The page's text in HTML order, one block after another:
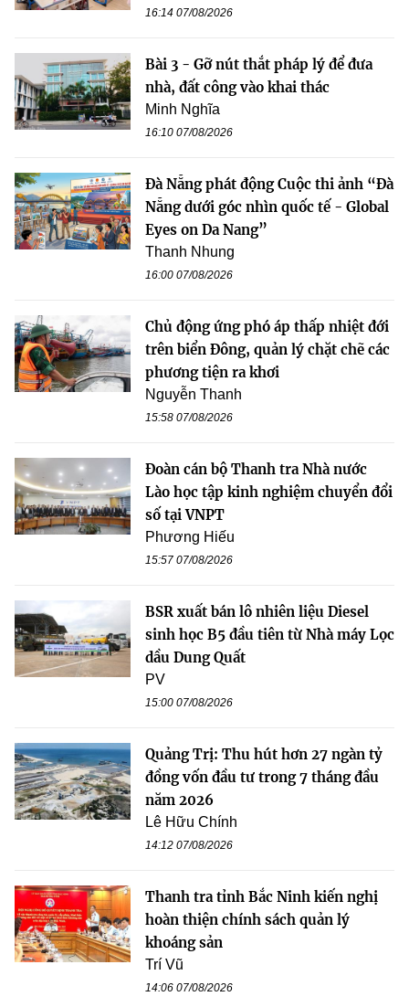
16:14 07/08/2026
Bài 3 - Gỡ nút thắt pháp lý để đưa
nhà, đất công vào khai thác
Minh Nghĩa
16:10 07/08/2026
Đà Nẵng phát động Cuộc thi ảnh “Đà
Nẵng dưới góc nhìn quốc tế - Global
Eyes on Da Nang”
Thanh Nhung
16:00 07/08/2026
Chủ động ứng phó áp thấp nhiệt đới
trên biển Đông, quản lý chặt chẽ các
phương tiện ra khơi
Nguyễn Thanh
15:58 07/08/2026
Đoàn cán bộ Thanh tra Nhà nước
Lào học tập kinh nghiệm chuyển đổi
số tại VNPT
Phương Hiếu
15:57 07/08/2026
BSR xuất bán lô nhiên liệu Diesel
sinh học B5 đầu tiên từ Nhà máy Lọc
dầu Dung Quất
PV
15:00 07/08/2026
Quảng Trị: Thu hút hơn 27 ngàn tỷ
đồng vốn đầu tư trong 7 tháng đầu
năm 2026
Lê Hữu Chính
14:12 07/08/2026
Thanh tra tỉnh Bắc Ninh kiến nghị
hoàn thiện chính sách quản lý
khoáng sản
Trí Vũ
14:06 07/08/2026